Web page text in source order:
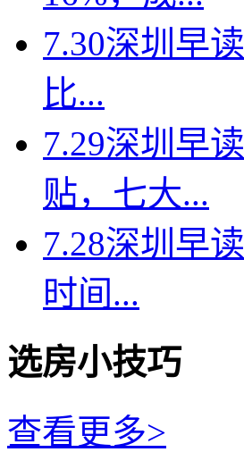
7.30深圳早
比...
7.29深圳早
贴，七大...
7.28深圳早
时间...
选房小技巧
查看更多>